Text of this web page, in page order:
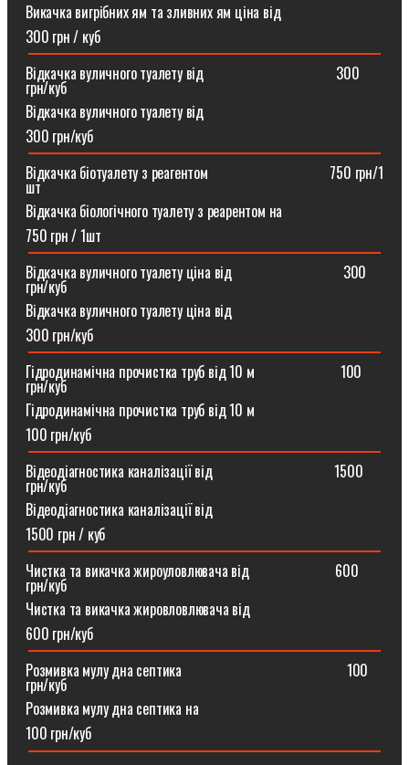
Викачка вигрібних ям та зливних ям ціна від
300 грн / куб
Відкачка вуличного туалету від ⠀⠀⠀⠀⠀⠀⠀⠀⠀⠀⠀⠀300
грн/куб
Відкачка вуличного туалету від
300 грн/куб
Відкачка біотуалету з реагентом ⠀⠀⠀⠀⠀⠀⠀⠀⠀⠀⠀750 грн/1
шт
Відкачка біологічного туалету з реарентом на
750 грн / 1шт
Відкачка вуличного туалету ціна від ⠀⠀⠀⠀⠀⠀⠀⠀⠀⠀300
грн/куб
Відкачка вуличного туалету ціна від
300 грн/куб
Гідродинамічна прочистка труб від 10 м⠀⠀⠀⠀⠀⠀⠀⠀100
грн/куб
Гідродинамічна прочистка труб від 10 м
100 грн/куб
Відеодіагностика каналізації від ⠀⠀⠀⠀⠀⠀⠀⠀⠀⠀⠀1500
грн/куб
Відеодіагностика каналізації від
1500 грн / куб
Чистка та викачка жироуловлювача від⠀⠀⠀⠀⠀⠀⠀⠀600
грн/куб
Чистка та викачка жировловлювача від
600 грн/куб
Розмивка мулу дна септика ⠀⠀⠀⠀⠀⠀⠀⠀⠀⠀⠀⠀⠀⠀⠀100
грн/куб
Розмивка мулу дна септика на
100 грн/куб